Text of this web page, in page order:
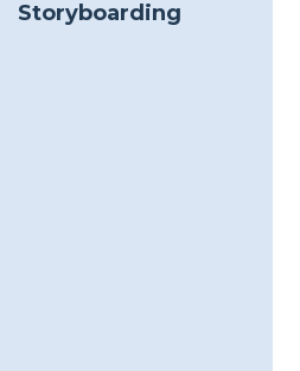
Storyboarding